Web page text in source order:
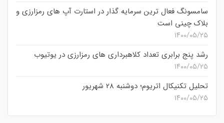
سامسونگ فعال‌ ترین سرمایه‌ گذار در استارت‌ آپ‌ های رمزارزی و
بلاک چینی است
۱۴۰۰/۰۵/۲۵
رشد پنج برابری تعداد کلاهبرداری های رمزارزی در یوتیوب
۱۴۰۰/۰۵/۲۵
تحلیل تکنیکال اتریوم؛ دوشنبه 28 شهریور
۱۴۰۰/۰۵/۲۵